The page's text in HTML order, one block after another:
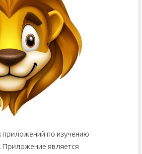
приложений по изучению
Приложение является